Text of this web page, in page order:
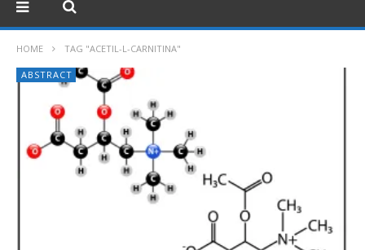
HOME TAG "ACETIL-L-CARNITINA"
ABSTRACT